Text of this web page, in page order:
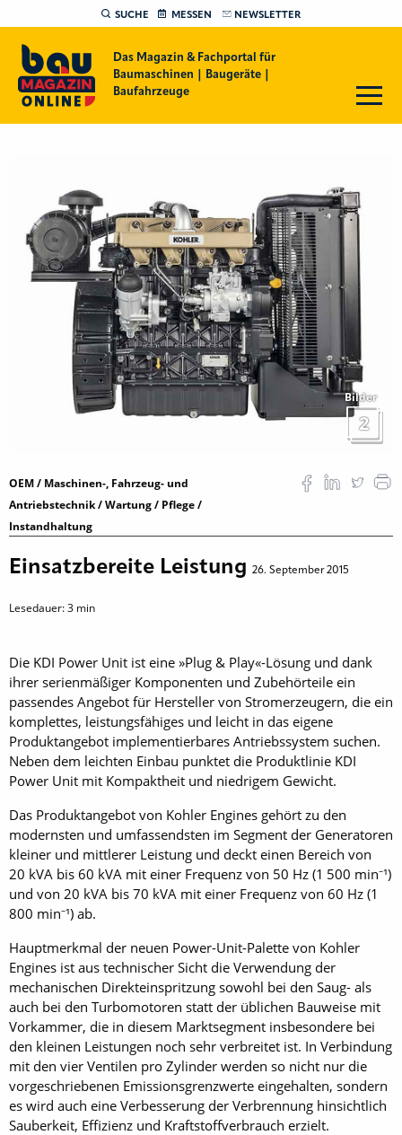
SUCHE MESSEN NEWSLETTER
Das Magazin & Fachportal für
Baumaschinen | Baugeräte |
Baufahrzeuge
Bilder
2
OEM / Maschinen-, Fahrzeug- und
Antriebstechnik / Wartung / Pflege /
Instandhaltung
Einsatzbereite Leistung 26. September 2015
Lesedauer:3 min
Die KDI Power Unit ist eine »Plug & Play«-Lösung und dank
ihrer serienmäßiger Komponenten und Zubehörteile ein
passendes Angebot für Hersteller von Stromerzeugern, die ein
komplettes, leistungsfähiges und leicht in das eigene
Produktangebot implementierbares Antriebssystem suchen.
Neben dem leichten Einbau punktet die Produktlinie KDI
Power Unit mit Kompaktheit und niedrigem Gewicht.
Das Produktangebot von Kohler Engines gehört zu den
modernsten und umfassendsten im Segment der Generatoren
kleiner und mittlerer Leistung und deckt einen Bereich von
20 kVA bis 60 kVA mit einer Frequenz von 50 Hz (1 500 min⁻¹)
und von 20 kVA bis 70 kVA mit einer Frequenz von 60 Hz (1
800 min⁻¹) ab.
Hauptmerkmal der neuen Power-Unit-Palette von Kohler
Engines ist aus technischer Sicht die Verwendung der
mechanischen Direkteinspritzung sowohl bei den Saug- als
auch bei den Turbomotoren statt der üblichen Bauweise mit
Vorkammer, die in diesem Marktsegment insbesondere bei
den kleinen Leistungen noch sehr verbreitet ist. In Verbindung
mit den vier Ventilen pro Zylinder werden so nicht nur die
vorgeschriebenen Emissionsgrenzwerte eingehalten, sondern
es wird auch eine Verbesserung der Verbrennung hinsichtlich
Sauberkeit, Effizienz und Kraftstoffverbrauch erzielt.